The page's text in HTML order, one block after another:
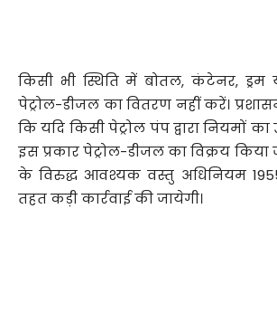
किसी भी स्थिति में बोतल, कंटेनर, ड्रम
पेट्रोल-डीजल का वितरण नहीं करें।
कि यदि किसी पेट्रोल पंप द्वारा नियमों
इस प्रकार पेट्रोल-डीजल का विक्रय किया
के विरुद्ध आवश्यक वस्तु अधिनियम
तहत कड़ी कार्रवाई की जायेगी।